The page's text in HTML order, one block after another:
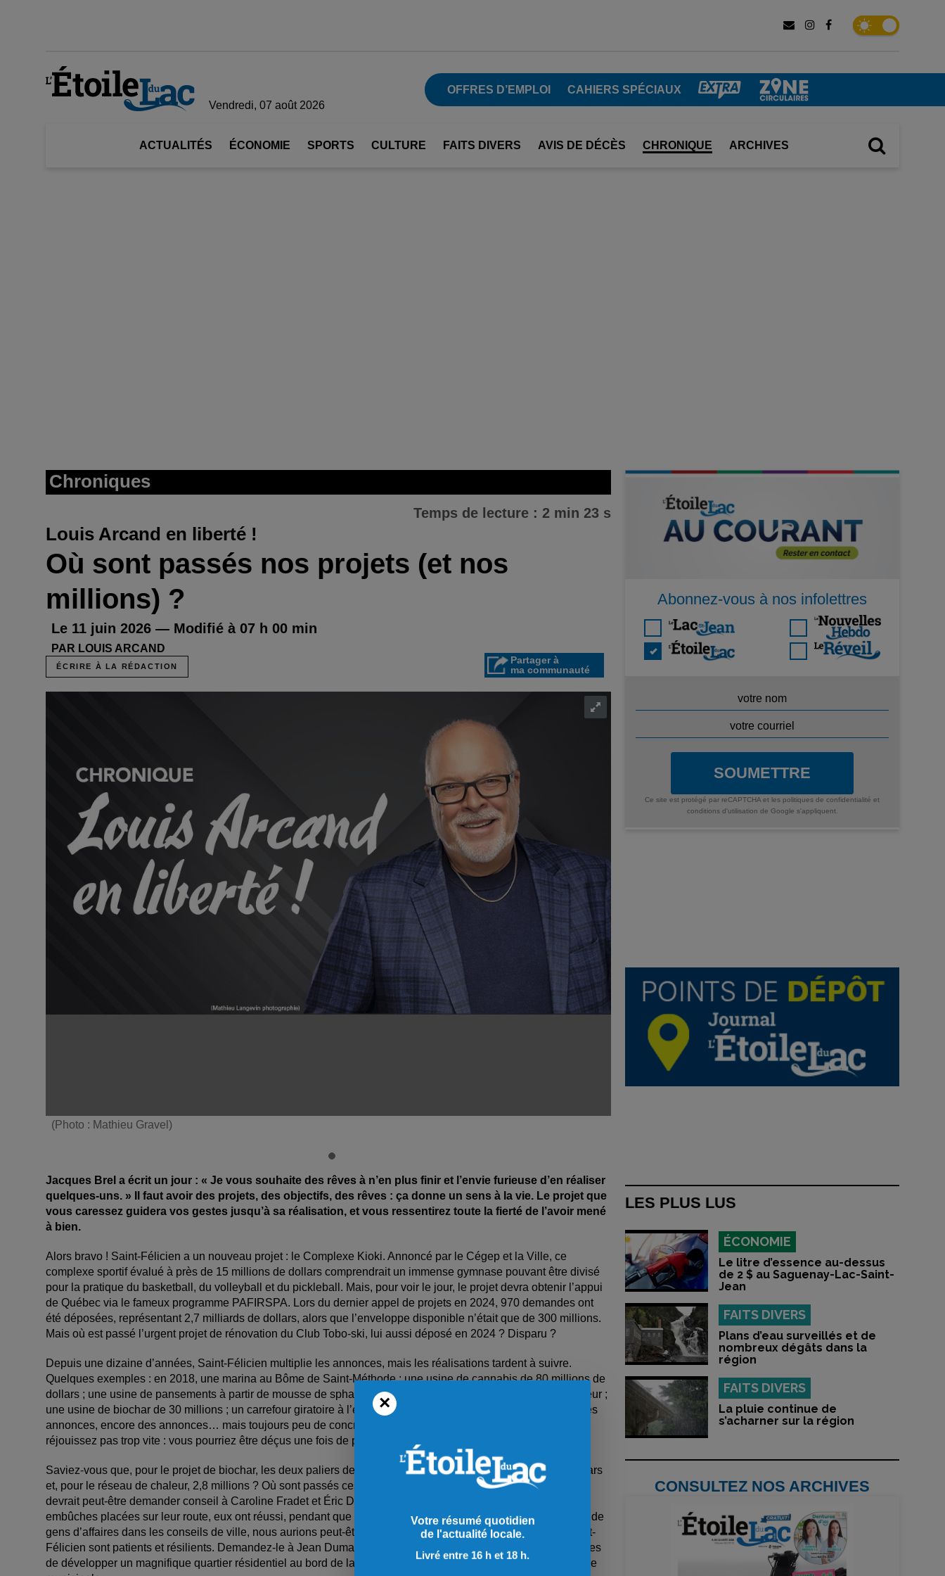
Vendredi, 07 août 2026
OFFRES D’EMPLOI CAHIERS SPÉCIAUX
ACTUALITÉS ÉCONOMIE SPORTS CULTURE FAITS DIVERS AVIS DE DÉCÈS CHRONIQUE ARCHIVES
Chroniques
Temps de lecture : 2 min 23 s
Louis Arcand en liberté !
Où sont passés nos projets (et nos
millions) ?
Le 11 juin 2026 — Modifié à 07 h 00 min
PAR LOUIS ARCAND
ÉCRIRE À LA RÉDACTION
Partager à
ma communauté
(Photo : Mathieu Gravel)
Jacques Brel a écrit un jour : « Je vous souhaite des rêves à n’en plus finir et l’envie furieuse d’en réaliser
quelques-uns. » Il faut avoir des projets, des objectifs, des rêves : ça donne un sens à la vie. Le projet que
vous caressez guidera vos gestes jusqu’à sa réalisation, et vous ressentirez toute la fierté de l’avoir mené
à bien.
Alors bravo ! Saint-Félicien a un nouveau projet : le Complexe Kioki. Annoncé par le Cégep et la Ville, ce
complexe sportif évalué à près de 15 millions de dollars comprendrait un immense gymnase pouvant être divisé
pour la pratique du basketball, du volleyball et du pickleball. Mais, pour voir le jour, le projet devra obtenir l’appui
de Québec via le fameux programme PAFIRSPA. Lors du dernier appel de projets en 2024, 970 demandes ont
été déposées, représentant 2,7 milliards de dollars, alors que l’enveloppe disponible n’était que de 300 millions.
Mais où est passé l’urgent projet de rénovation du Club Tobo-ski, lui aussi déposé en 2024 ? Disparu ?
Depuis une dizaine d’années, Saint-Félicien multiplie les annonces, mais les réalisations tardent à suivre.
Quelques exemples : en 2018, une marina au Bôme de Saint-Méthode ; une usine de cannabis de 80 millions de
dollars ; une usine de pansements à partir de mousse de sphaigne au coût de 20 millions ; un réseau de chaleur ;
une usine de biochar de 30 millions ; un carrefour giratoire à l’entrée sud ; une revitalisation du centre-ville. Des
annonces, encore des annonces… mais toujours peu de concret. Alors, gens de Saint-Félicien, ne vous
réjouissez pas trop vite : vous pourriez être déçus une fois de plus.
Saviez-vous que, pour le projet de biochar, les deux paliers de gouvernement ont accordé 3,8 millions de dollars
et, pour le réseau de chaleur, 2,8 millions ? Où sont passés ces 6,6 millions ? Le nouveau conseil municipal
devrait peut-être demander conseil à Caroline Fradet et Éric Dubé, de Serres Toundra. Malgré toutes les
embûches placées sur leur route, eux ont réussi, pendant que la municipalité a échoué. S’il y avait davantage de
gens d’affaires dans les conseils de ville, nous aurions peut-être de meilleurs résultats. Mais les gens de Saint-
Félicien sont patients et résilients. Demandez-le à Jean Dumas et à ses fils, qui tentent depuis plusieurs années
de développer un magnifique quartier résidentiel au bord de la rivière et qui se butent toujours à la bureaucratie
Abonnez-vous à nos infolettres
SOUMETTRE
Ce site est protégé par reCAPTCHA et les politiques de confidentialité et
conditions d'utilisation de Google s'appliquent.
LES PLUS LUS
ÉCONOMIE
Le litre d’essence au-dessus
de 2 $ au Saguenay-Lac-Saint-
Jean
FAITS DIVERS
Plans d’eau surveillés et de
nombreux dégâts dans la
région
FAITS DIVERS
La pluie continue de
s’acharner sur la région
CONSULTEZ NOS ARCHIVES
×
Votre résumé quotidien
de l'actualité locale.
Livré entre 16 h et 18 h.